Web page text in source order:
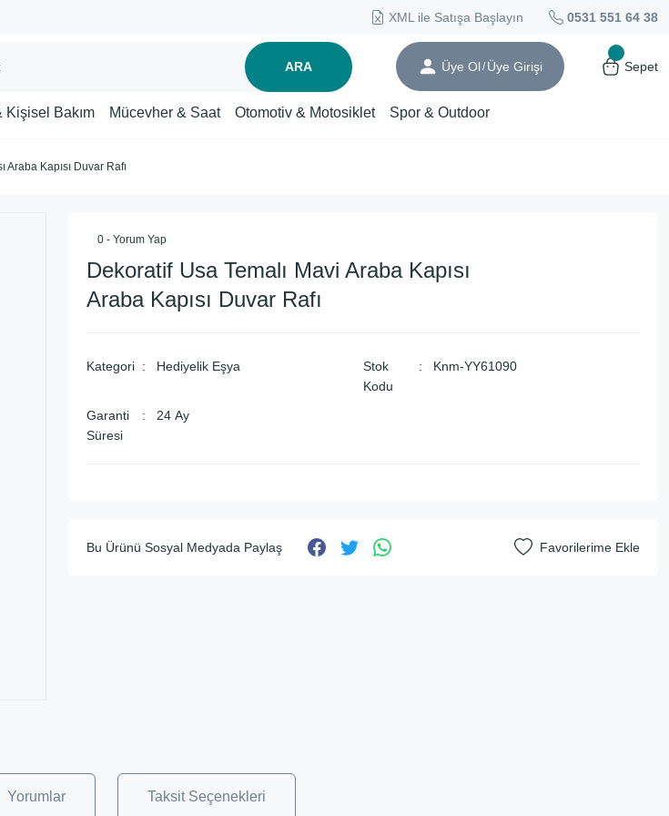
XML ile Satışa Başlayın 0531 551 64 38
ARA Üye Ol/ Üye Girişi Sepet
Kişisel Bakım Mücevher & Saat Otomotiv & Motosiklet Spor & Outdoor
Araba Kapısı Duvar Rafı
0 - Yorum Yap
Dekoratif Usa Temalı Mavi Araba Kapısı
Araba Kapısı Duvar Rafı
Kategori Hediyelik Eşya
Stok
Kodu
Knm-YY61090
Garanti
Süresi
24 Ay
Bu Ürünü Sosyal Medyada Paylaş
Yorumlar Taksit Seçenekleri